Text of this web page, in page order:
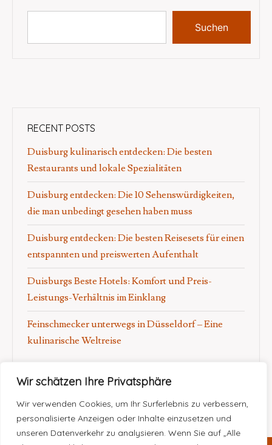
Wir schätzen Ihre Privatsphäre
Wir verwenden Cookies, um Ihr Surferlebnis zu verbessern,
personalisierte Anzeigen oder Inhalte einzusetzen und
unseren Datenverkehr zu analysieren. Wenn Sie auf „Alle
Suchen
RECENT POSTS
Duisburg kulinarisch entdecken: Die besten
Restaurants und lokale Spezialitäten
Duisburg entdecken: Die 10 Sehenswürdigkeiten,
die man unbedingt gesehen haben muss
Duisburg entdecken: Die besten Reisesets für einen
entspannten und preiswerten Aufenthalt
Duisburgs Beste Hotels: Komfort und Preis-
Leistungs-Verhältnis im Einklang
Feinschmecker unterwegs in Düsseldorf – Eine
kulinarische Weltreise